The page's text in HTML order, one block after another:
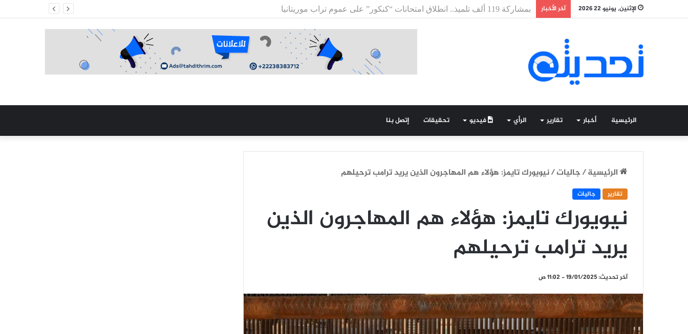
الإثنين, يونيو 22 2026 آخر الأخبار مصر تحقق أول انتصار لها في تاريخ كأس العالم وتقترب من التأهل للدور الثاني
الرئيسية أخبار تقارير الرأي فيديو تحقيقات إتصل بنا
الرئيسية/جاليات/نيويورك تايمز: هؤلاء هم المهاجرون الذين يريد ترامب ترحيلهم
تقارير جاليات
نيويورك تايمز: هؤلاء هم المهاجرون الذين
يريد ترامب ترحيلهم
آخر تحديث: 19/01/2025 - 11:02 ص